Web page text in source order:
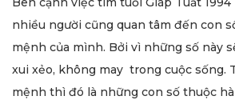
nhiều người cũng quan tâm đến con
mệnh của mình. Bởi vì những số này
xui xẻo, không may trong cuộc sống.
mệnh thì đó là những con số thuộc